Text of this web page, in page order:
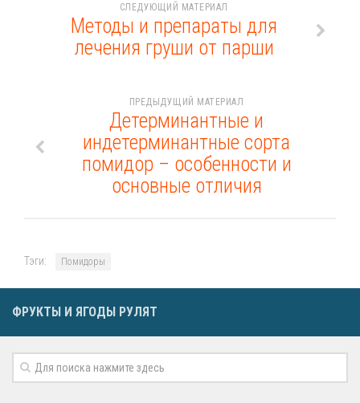
СЛЕДУЮЩИЙ МАТЕРИАЛ
Методы и препараты для
лечения груши от парши
ПРЕДЫДУЩИЙ МАТЕРИАЛ
Детерминантные и
индетерминантные сорта
помидор – особенности и
основные отличия
Тэги: Помидоры
ФРУКТЫ И ЯГОДЫ РУЛЯТ